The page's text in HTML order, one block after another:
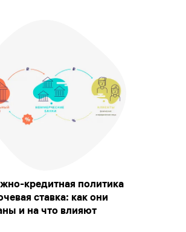
кредитная политика
ставка: как они
и на что влияют